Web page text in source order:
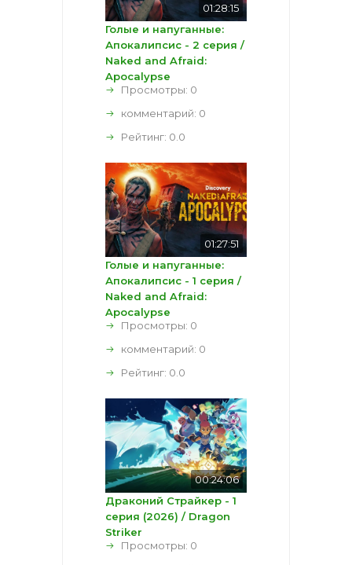
01:28:15
Голые и напуганные:
Апокалипсис - 2 серия /
Naked and Afraid:
Apocalypse
Просмотры: 0
комментарий: 0
Рейтинг: 0.0
01:27:51
Голые и напуганные:
Апокалипсис - 1 серия /
Naked and Afraid:
Apocalypse
Просмотры: 0
комментарий: 0
Рейтинг: 0.0
00:24:06
Драконий Страйкер - 1
серия (2026) / Dragon
Striker
Просмотры: 0